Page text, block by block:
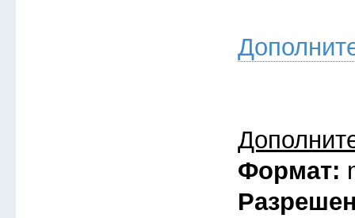
Формат: